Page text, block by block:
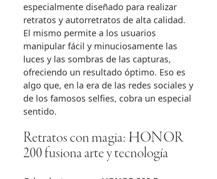
especialmente diseñado para realizar
retratos y autorretratos de alta calidad.
El mismo permite a los usuarios
manipular fácil y minuciosamente las
luces y las sombras de las capturas,
ofreciendo un resultado óptimo. Eso es
algo que, en la era de las redes sociales y
de los famosos selfies, cobra un especial
sentido.
Retratos con magia: HONOR
200 fusiona arte y tecnología